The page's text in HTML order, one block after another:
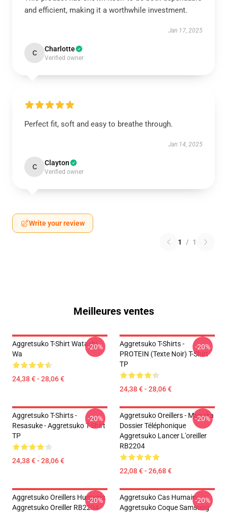
and efficient, making it a worthwhile investment.
Jan 17, 2025
C Charlotte
Verified owner
Perfect fit, soft and easy to breathe through.
Jan 14, 2025
C Clayton
Verified owner
Write your review
1 / 1
Meilleures ventes
Aggretsuko T-Shirt Watashi
Wa
24,38 € - 28,06 €
-20%
Aggretsuko T-Shirts -
PROTEIN (texte Noir) T-Shirt
TP
24,38 € - 28,06 €
-20%
Aggretsuko T-Shirts -
Resasuke - Aggretsuko T-Shirt
TP
24,38 € - 28,06 €
-20%
Aggretsuko Oreillers - Manaka
Dossier Téléphonique
Aggretsuko Lancer L'oreiller
RB2204
22,08 € - 26,68 €
-20%
Aggretsuko Oreillers Humains
Aggretsuko Oreiller RB2204
-20%
Aggretsuko Cas Humain
Aggretsuko Coque Samsung
-20%